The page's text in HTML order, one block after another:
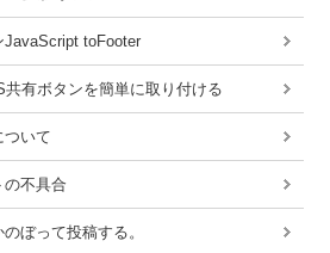
JavaScript toFooter
有ボタンを簡単に取り付ける
ついて
の不具合
ぼって投稿する。